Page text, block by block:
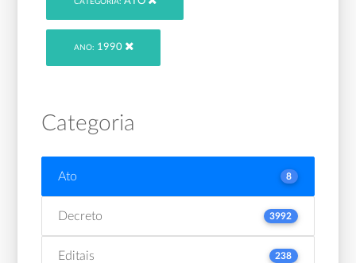
CATEGORIA:
ANO: 1990
Categoria
Ato 8
Decreto 3992
Editais 238